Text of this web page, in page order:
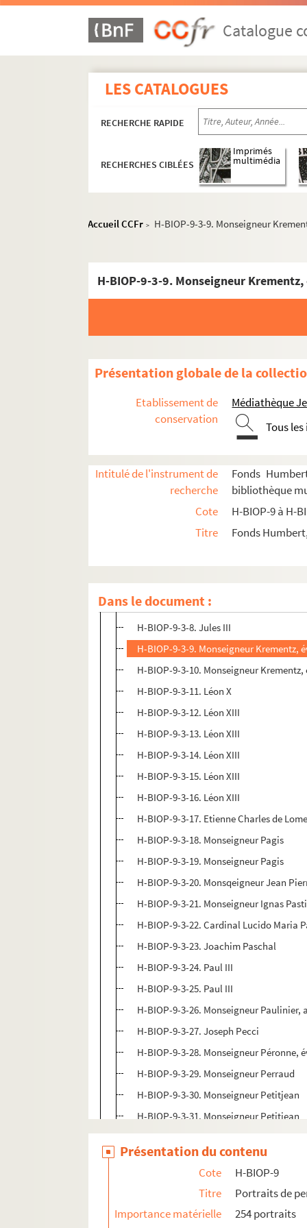
Catalogue
LES CATALOGUES
RECHERCHE RAPIDE
RECHERCHES CIBLÉES
Imprimés
multimédia
Accueil CCFr > H-BIOP-9-3-9. Monseigneur
H-BIOP-9-3-9. Monseigneur
Présentation globale de la
Etablissement de
conservation
Médiathèque
Tous
Intitulé de l'instrument de
recherche
Fonds
bibliothèque
Cote
H-BIOP-9 à H-
Titre
Fonds
Dans le document :
H-BIOP-9-1. Personnages du clergé
H-BIOP-9-2. Personnages du clergé
H-BIOP-9-3. Personnages du clergé dont
H-BIOP-9-3-1. Innocent VIII, pape
H-BIOP-9-3-5. Jules II
H-BIOP-9-3-6. Jules II
H-BIOP-9-3-7. Jules III
H-BIOP-9-3-8. Jules III
H-BIOP-9-3-9. Monseigneur Krementz,
H-BIOP-9-3-10. Monseigneur
H-BIOP-9-3-11. Léon X
H-BIOP-9-3-12. Léon XIII
H-BIOP-9-3-13. Léon XIII
H-BIOP-9-3-14. Léon XIII
H-BIOP-9-3-15. Léon XIII
H-BIOP-9-3-16. Léon XIII
H-BIOP-9-3-17. Etienne Charles de
H-BIOP-9-3-18. Monseigneur Pagis
H-BIOP-9-3-19. Monseigneur Pagis
H-BIOP-9-3-20. Monsqeigneur Jean
H-BIOP-9-3-21. Monseigneur Ignas Pasti
H-BIOP-9-3-22. Cardinal Lucido Maria
H-BIOP-9-3-23. Joachim Paschal
H-BIOP-9-3-24. Paul III
H-BIOP-9-3-25. Paul III
H-BIOP-9-3-26. Monseigneur Paulinier,
H-BIOP-9-3-27. Joseph Pecci
H-BIOP-9-3-28. Monseigneur Péronne,
H-BIOP-9-3-29. Monseigneur Perraud
H-BIOP-9-3-30. Monseigneur Petitjean
H-BIOP-9-3-31. Monseigneur Petitjean
H-BIOP-9-3-32. Le Cardinal Pie,
H-BIOP-9-3-33. Pie IV
H-BIOP-9-3-34. Pie IV
H-BIOP-9-3-35. Pie VII
H-BIOP-9-3-36. Pie VII
Présentation du contenu
Cote
H-BIOP-9
Titre
Portraits de
Importance matérielle
254 portraits